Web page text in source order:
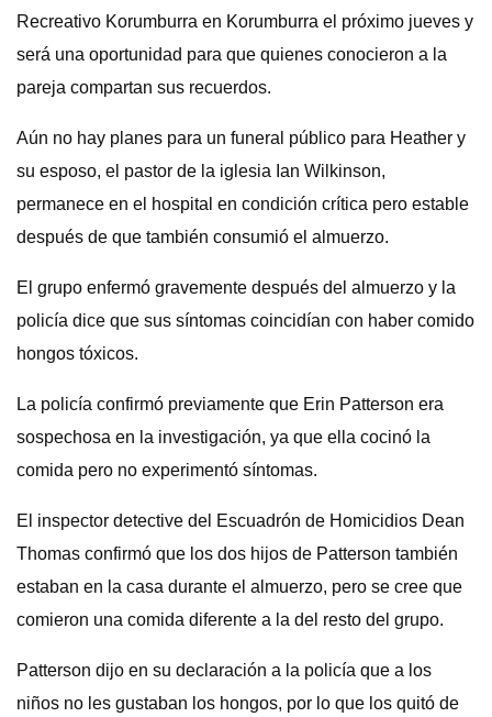
Recreativo Korumburra en Korumburra el próximo jueves y
será una oportunidad para que quienes conocieron a la
pareja compartan sus recuerdos.
Aún no hay planes para un funeral público para Heather y
su esposo, el pastor de la iglesia Ian Wilkinson,
permanece en el hospital en condición crítica pero estable
después de que también consumió el almuerzo.
El grupo enfermó gravemente después del almuerzo y la
policía dice que sus síntomas coincidían con haber comido
hongos tóxicos.
La policía confirmó previamente que Erin Patterson era
sospechosa en la investigación, ya que ella cocinó la
comida pero no experimentó síntomas.
El inspector detective del Escuadrón de Homicidios Dean
Thomas confirmó que los dos hijos de Patterson también
estaban en la casa durante el almuerzo, pero se cree que
comieron una comida diferente a la del resto del grupo.
Patterson dijo en su declaración a la policía que a los
niños no les gustaban los hongos, por lo que los quitó de